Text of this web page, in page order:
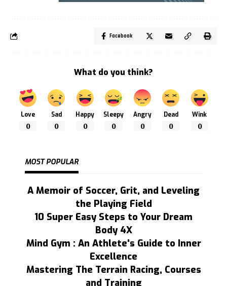
Facebook
What do you think?
Love
0
Sad
0
Happy
0
Sleepy
0
Angry
0
Dead
0
Wink
0
MOST POPULAR
A Memoir of Soccer, Grit, and Leveling
the Playing Field
10 Super Easy Steps to Your Dream
Body 4X
Mind Gym : An Athlete's Guide to Inner
Excellence
Mastering The Terrain Racing, Courses
and Training